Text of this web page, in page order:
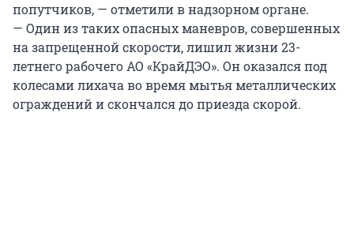
попутчиков, — отметили в надзорном органе.
— Один из таких опасных маневров, совершенных
на запрещенной скорости, лишил жизни 23-
летнего рабочего АО «КрайДЭО». Он оказался под
колесами лихача во время мытья металлических
ограждений и скончался до приезда скорой.